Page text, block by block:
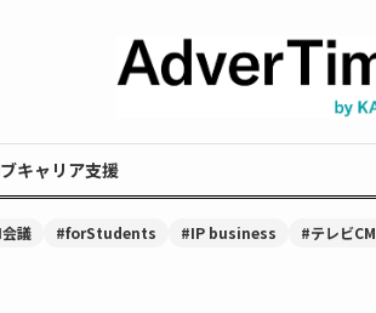
キャリア支援
議 #forStudents #IP business #テレビCM